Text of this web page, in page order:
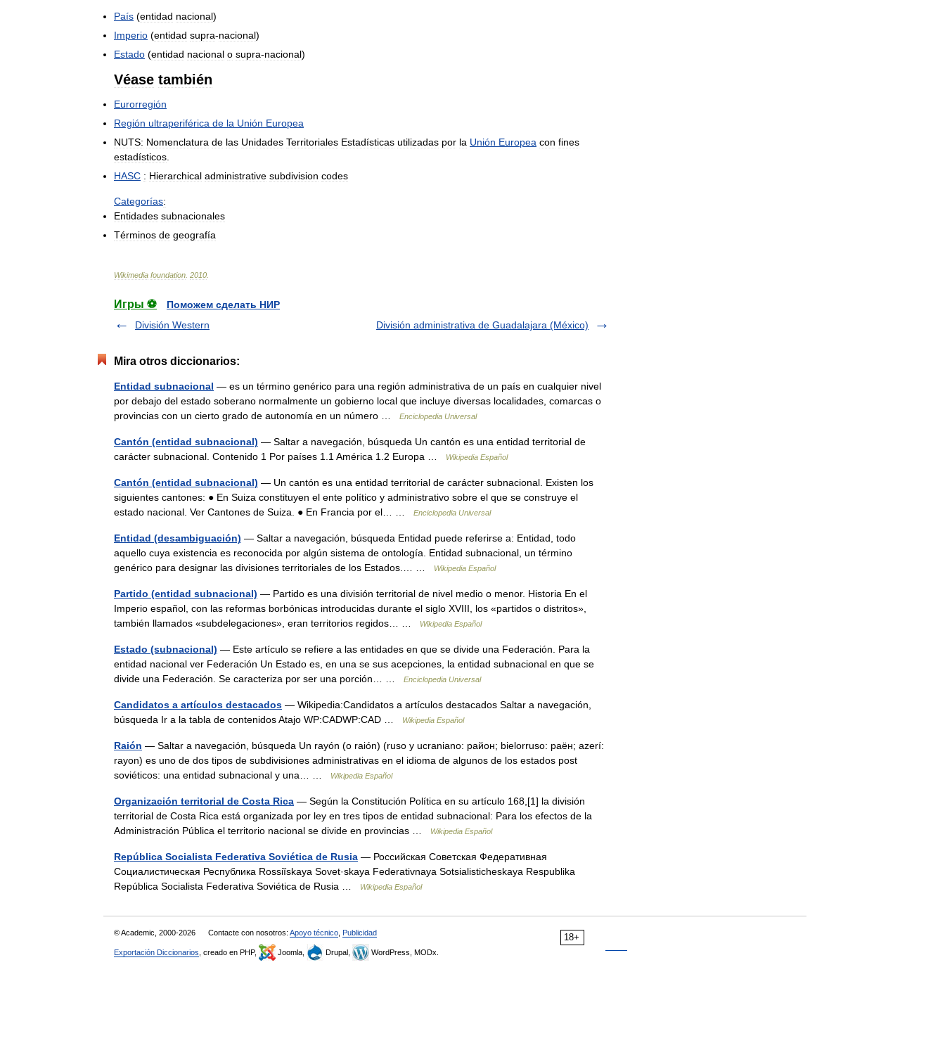
País (entidad nacional)
Imperio (entidad supra-nacional)
Estado (entidad nacional o supra-nacional)
Véase también
Eurorregión
Región ultraperiférica de la Unión Europea
NUTS: Nomenclatura de las Unidades Territoriales Estadísticas utilizadas por la Unión Europea con fines
estadísticos
HASC : Hierarchical administrative subdivision codes
Categorías:
Entidades subnacionales
Términos de geografía
Wikimedia foundation 2010
Игры ⚽
Поможем сделать НИР
División Western
División administrativa de Guadalajara (México)
Mira otros diccionarios:
Entidad subnacional — es un término genérico para una región administrativa de un país en cualquier nivel
por debajo del estado soberano normalmente un gobierno local que incluye diversas localidades, comarcas o
provincias con un cierto grado de autonomía en un número …
Enciclopedia Universal
Cantón (entidad subnacional) — Saltar a navegación, búsqueda Un cantón es una entidad territorial de
carácter subnacional. Contenido 1 Por países 1.1 América 1.2 Europa …
Wikipedia Español
Cantón (entidad subnacional) — Un cantón es una entidad territorial de carácter subnacional. Existen los
siguientes cantones: ● En Suiza constituyen el ente político y administrativo sobre el que se construye el
estado nacional. Ver Cantones de Suiza. ● En Francia por el… …
Enciclopedia Universal
Entidad (desambiguación) — Saltar a navegación, búsqueda Entidad puede referirse a: Entidad, todo
aquello cuya existencia es reconocida por algún sistema de ontología. Entidad subnacional, un término
genérico para designar las divisiones territoriales de los Estados.… …
Wikipedia Español
Partido (entidad subnacional) — Partido es una división territorial de nivel medio o menor. Historia En el
Imperio español, con las reformas borbónicas introducidas durante el siglo XVIII, los «partidos o distritos»,
también llamados «subdelegaciones», eran territorios regidos… …
Wikipedia Español
Estado (subnacional) — Este artículo se refiere a las entidades en que se divide una Federación. Para la
entidad nacional ver Federación Un Estado es, en una se sus acepciones, la entidad subnacional en que se
divide una Federación. Se caracteriza por ser una porción… …
Enciclopedia Universal
Candidatos a artículos destacados — Wikipedia:Candidatos a artículos destacados Saltar a navegación,
búsqueda Ir a la tabla de contenidos Atajo WP:CADWP:CAD …
Wikipedia Español
Raión — Saltar a navegación, búsqueda Un rayón (o raión) (ruso y ucraniano: район; bielorruso: раён; azerí:
rayon) es uno de dos tipos de subdivisiones administrativas en el idioma de algunos de los estados post
soviéticos: una entidad subnacional y una… …
Wikipedia Español
Organización territorial de Costa Rica — Según la Constitución Política en su artículo 168,[1] la división
territorial de Costa Rica está organizada por ley en tres tipos de entidad subnacional: Para los efectos de la
Administración Pública el territorio nacional se divide en provincias …
Wikipedia Español
República Socialista Federativa Soviética de Rusia — Российская Советская Федеративная
Социалистическая Республика Rossiĭskaya Sovet·skaya Federativnaya Sotsialisticheskaya Respublika
República Socialista Federativa Soviética de Rusia …
Wikipedia Español
18+
© Academic, 2000-2026 Contacte con nosotros: Apoyo técnico Publicidad
Exportación Diccionarios , creado en PHP, Joomla, Drupal, WordPress, MODx.